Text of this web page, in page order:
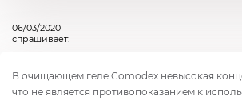
06/03/2020
спрашивает:
В очищающем геле Comodex невысокая
что не является противопоказанием к